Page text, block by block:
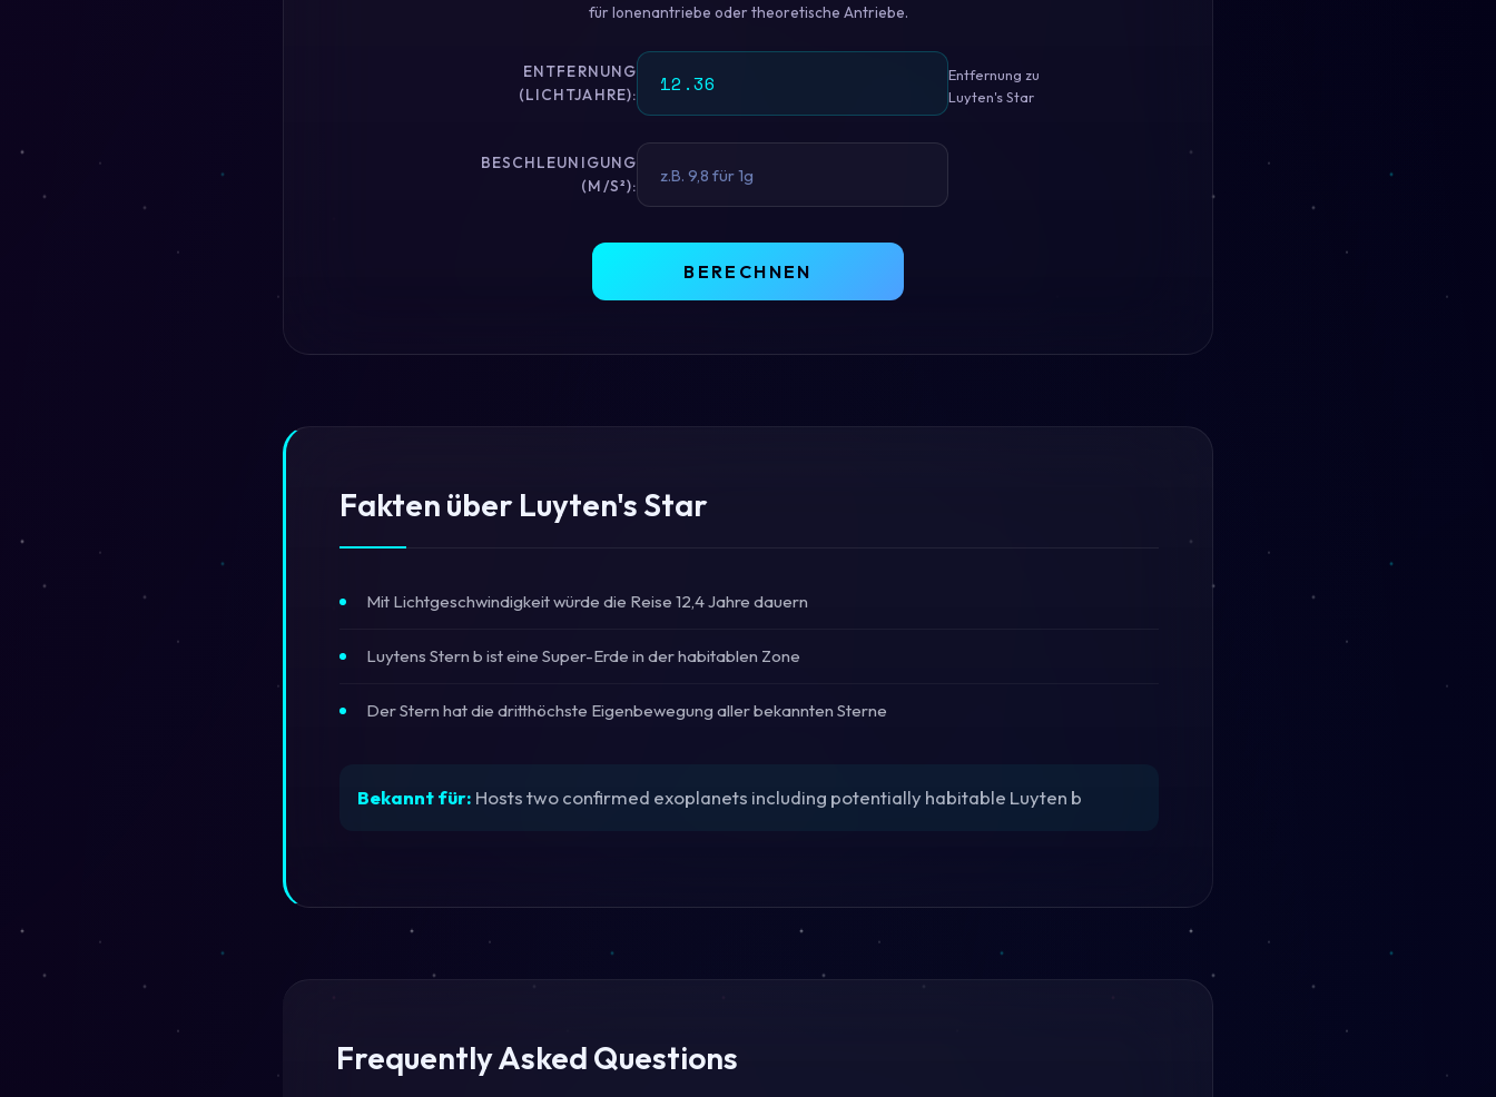
für Ionenantriebe oder theoretische Antriebe.
ENTFERNUNG
(LICHTJAHRE):
Entfernung zu
Luyten's Star
BESCHLEUNIGUNG
(M/S²):
BERECHNEN
Fakten über Luyten's Star
Mit Lichtgeschwindigkeit würde die Reise 12,4 Jahre dauern
Luytens Stern b ist eine Super-Erde in der habitablen Zone
Der Stern hat die dritthöchste Eigenbewegung aller bekannten Sterne
Bekannt für: Hosts two confirmed exoplanets including potentially habitable Luyten b
Frequently Asked Questions